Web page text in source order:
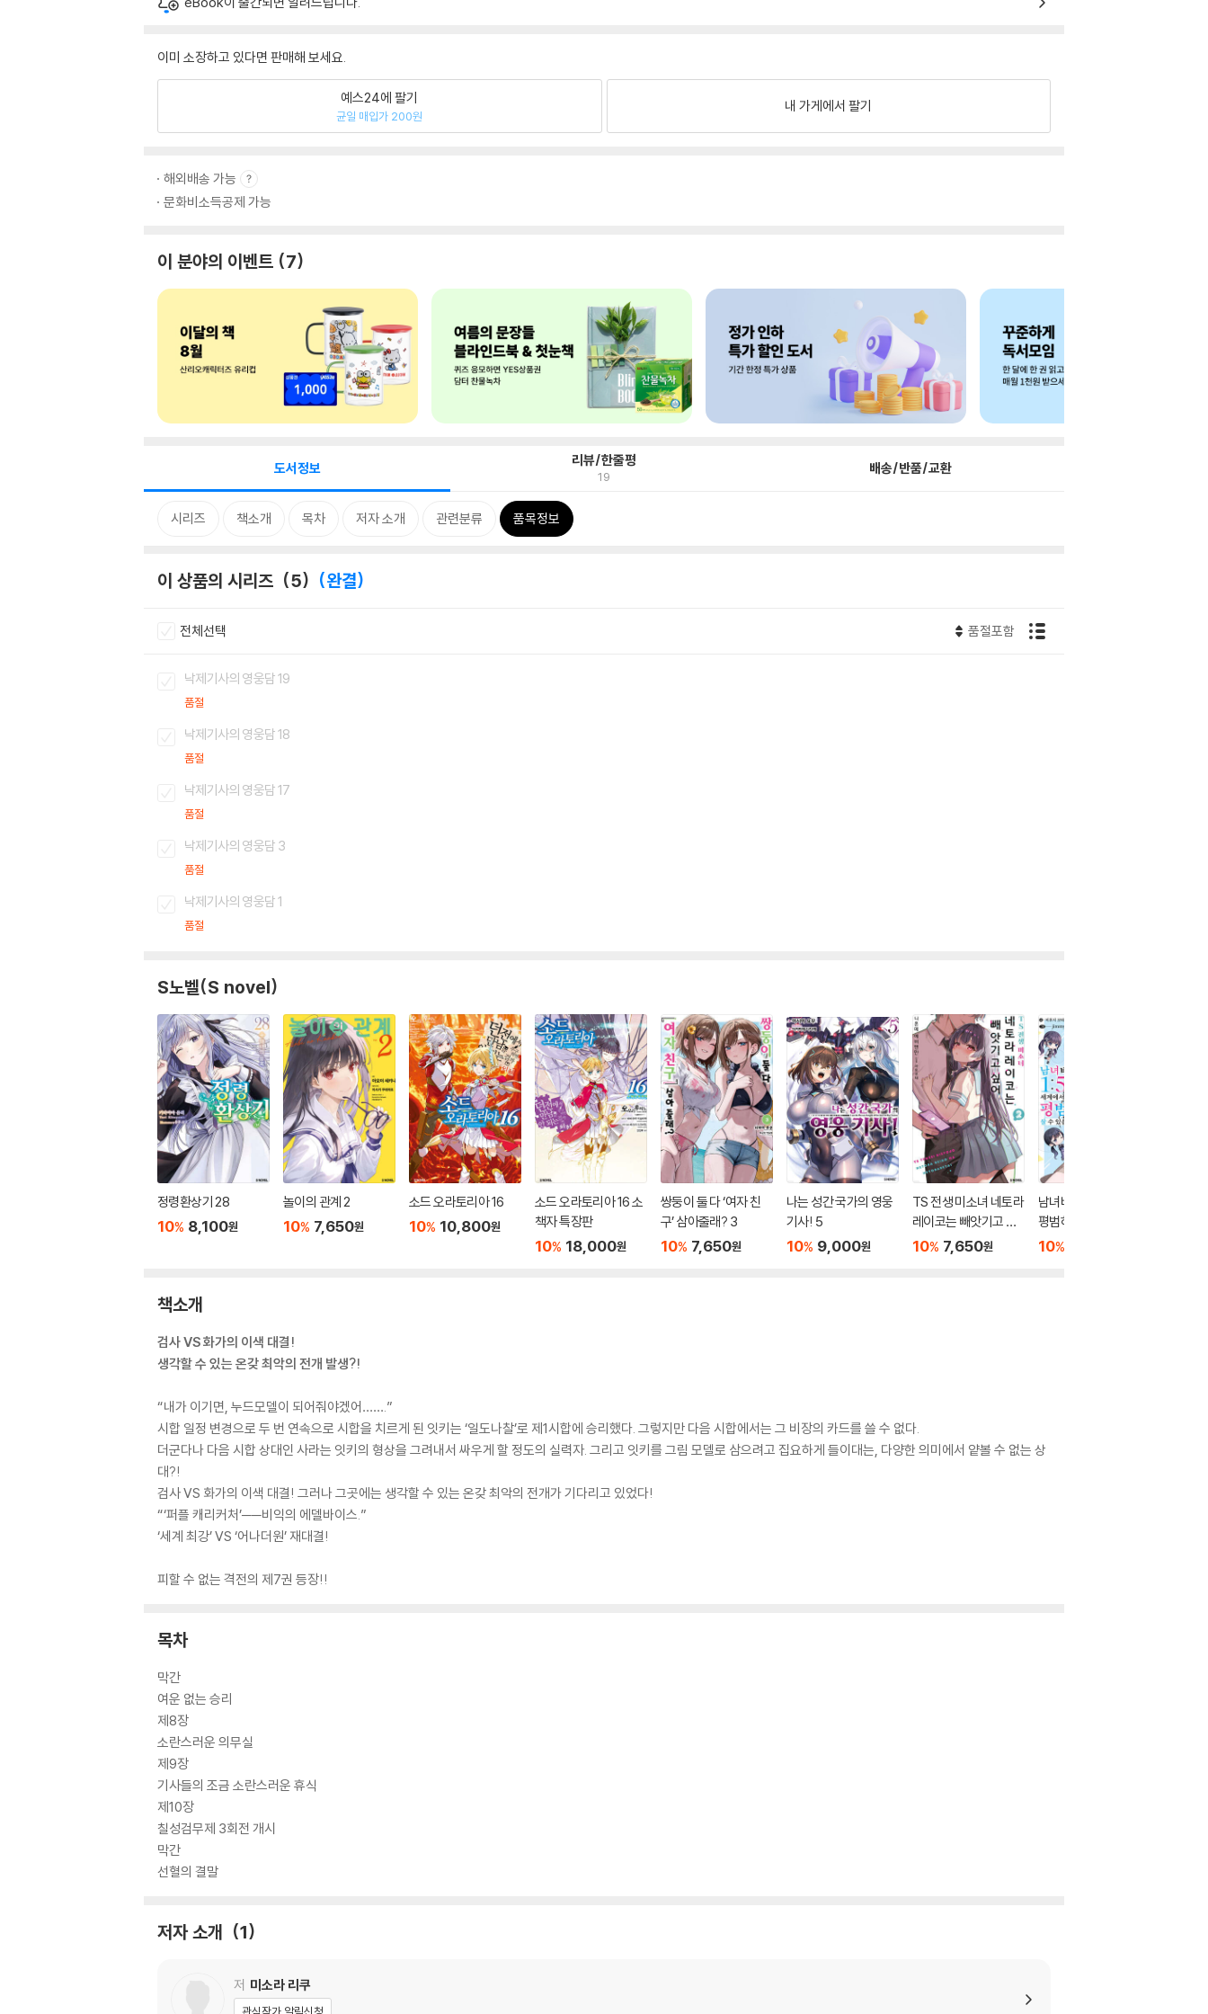
이미 소장하고 있다면 판매해 보세요.
예스24에 팔기
균일 매입가 200원
내 가게에서 팔기
해외배송 가능
문화비소득공제 가능
이 분야의 이벤트 7
도서정보 리뷰/한줄평
19 배송/반품/교환
시리즈 책소개 목차 저자 소개 관련분류 품목정보
이 상품의 시리즈 5 완결
전체선택 품절포함
낙제기사의 영웅담 19
품절
낙제기사의 영웅담 18
품절
낙제기사의 영웅담 17
품절
낙제기사의 영웅담 3
품절
낙제기사의 영웅담 1
품절
S노벨(S novel)
정령환상기 28
10% 8,100원
놀이의 관계 2
10% 7,650원
소드 오라토리아 16
10% 10,800원
소드 오라토리아 16 소
책자 특장판
10% 18,000원
쌍둥이 둘 다 ‘여자 친
구’ 삼아줄래? 3
10% 7,650원
나는 성간 국가의 영웅
기사! 5
10% 9,000원
TS 전생 미소녀 네토라
레이코는 빼앗기고 싶
어 2
10% 7,650원
남녀비 1:5 세계에서도
평범하게 살 수 있을 줄
알았어? 5
10%
책소개
검사 VS 화가의 이색 대결!
생각할 수 있는 온갖 최악의 전개 발생?!
“내가 이기면, 누드모델이 되어줘야겠어…….”
시합 일정 변경으로 두 번 연속으로 시합을 치르게 된 잇키는 ‘일도나찰’로 제1시합에 승리했다. 그렇지만 다음 시합에서는 그 비장의 카드를 쓸 수 없다.
더군다나 다음 시합 상대인 사라는 잇키의 형상을 그려내서 싸우게 할 정도의 실력자. 그리고 잇키를 그림 모델로 삼으려고 집요하게 들이대는, 다양한 의미에서 얕볼 수 없는 상
대?!
검사 VS 화가의 이색 대결! 그러나 그곳에는 생각할 수 있는 온갖 최악의 전개가 기다리고 있었다!
“‘퍼플 캐리커처’──비익의 에델바이스.”
‘세계 최강’ VS ‘어나더원’ 재대결!
피할 수 없는 격전의 제7권 등장!!
목차
막간
여운 없는 승리
제8장
소란스러운 의무실
제9장
기사들의 조금 소란스러운 휴식
제10장
칠성검무제 3회전 개시
막간
선혈의 결말
저자 소개 1
저 미소라 리쿠